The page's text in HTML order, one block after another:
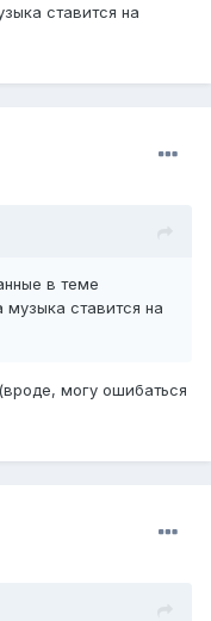
ставится на
в теме
ставится на
могу ошибаться